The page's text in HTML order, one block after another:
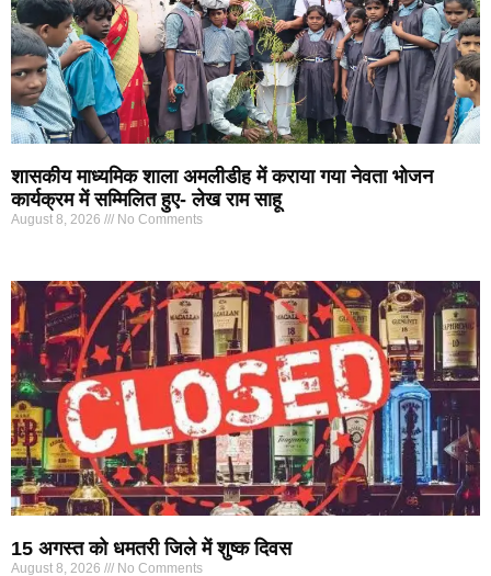
शासकीय माध्यमिक शाला अमलीडीह में कराया गया नेवता भोजन
कार्यक्रम में सम्मिलित हुए- लेख राम साहू
August 8, 2026 No Comments
15 अगस्त को धमतरी जिले में शुष्क दिवस
August 8, 2026 No Comments